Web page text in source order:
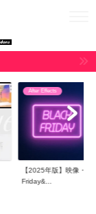
After Effects
【2025年版】映像・
Friday&...